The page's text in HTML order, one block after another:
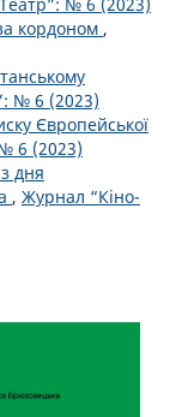
№ 6 (2023)
кордоном ,
№ 6 (2023)
Європейської
6 (2023)
дня
, Журнал “Кіно-